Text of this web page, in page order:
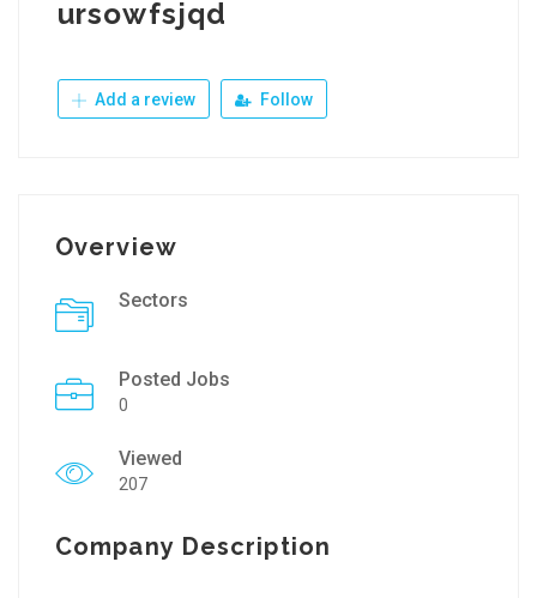
ursowfsjqd
Add a review Follow
Overview
Sectors
Posted Jobs
0
Viewed
207
Company Description